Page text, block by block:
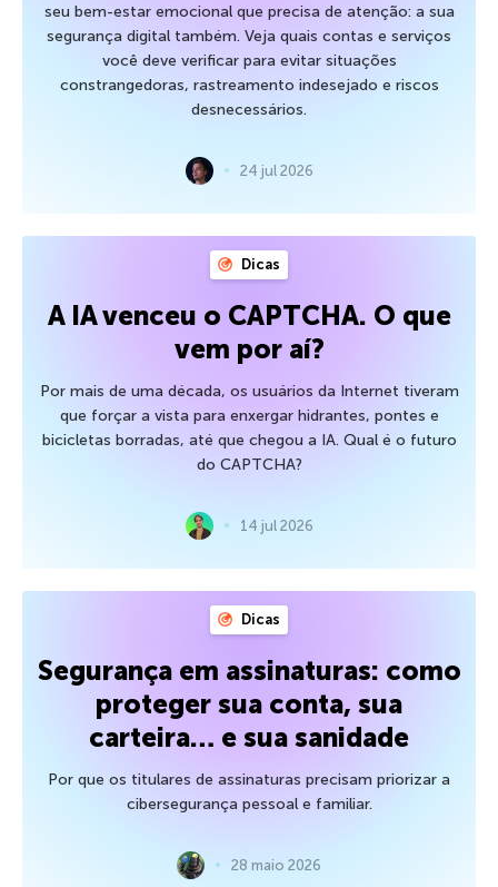
seu bem-estar emocional que precisa de atenção: a sua
segurança digital também. Veja quais contas e serviços
você deve verificar para evitar situações
constrangedoras, rastreamento indesejado e riscos
desnecessários.
24 jul 2026
Dicas
A IA venceu o CAPTCHA. O que
vem por aí?
Por mais de uma década, os usuários da Internet tiveram
que forçar a vista para enxergar hidrantes, pontes e
bicicletas borradas, até que chegou a IA. Qual é o futuro
do CAPTCHA?
14 jul 2026
Dicas
Segurança em assinaturas: como
proteger sua conta, sua
carteira… e sua sanidade
Por que os titulares de assinaturas precisam priorizar a
cibersegurança pessoal e familiar.
28 maio 2026